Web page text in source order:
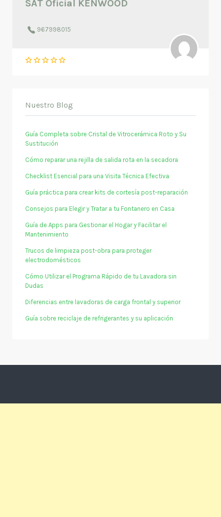
SAT Oficial KENWOOD
967998015
Nuestro Blog
Guía Completa sobre Cristal de Vitrocerámica Roto y Su
Sustitución
Cómo reparar una rejilla de salida rota en la secadora
Checklist Esencial para una Visita Técnica Efectiva
Guía práctica para crear kits de cortesía post-reparación
Consejos para Elegir y Tratar a tu Fontanero en Casa
Guía de Apps para Gestionar el Hogar y Facilitar el
Mantenimiento
Trucos de limpieza post-obra para proteger
electrodomésticos
Cómo Utilizar el Programa Rápido de tu Lavadora sin
Dudas
Diferencias entre lavadoras de carga frontal y superior
Guía sobre reciclaje de refrigerantes y su aplicación